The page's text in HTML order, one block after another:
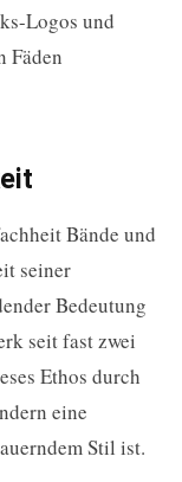
Logos und
Fäden
Bände und
seiner
Bedeutung
seit fast zwei
Ethos durch
eine
Stil ist.